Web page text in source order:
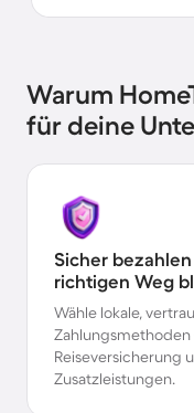
Warum
für deine
Sicher
richtigen Weg
Wähle lokale,
Zahlungsmethoden
Reiseversicherung
Zusatzleistungen.